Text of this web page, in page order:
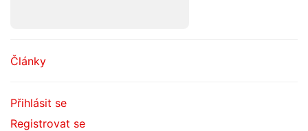
Články
Přihlásit se
Registrovat se